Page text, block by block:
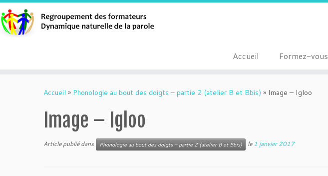
Accueil Formez-vous
Accueil » Phonologie au bout des doigts – partie 2 (atelier B et Bbis) » Image – Igloo
Image – Igloo
Article publié dans Phonologie au bout des doigts – partie 2 (atelier B et Bbis) le1 janvier 2017